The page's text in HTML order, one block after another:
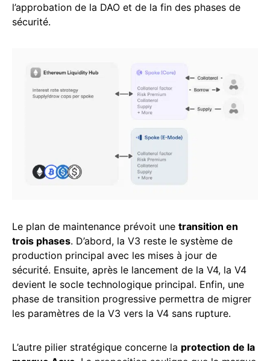
l’approbation de la DAO et de la fin des phases de
sécurité.
Le plan de maintenance prévoit une transition en
trois phases. D’abord, la V3 reste le système de
production principal avec les mises à jour de
sécurité. Ensuite, après le lancement de la V4, la V4
devient le socle technologique principal. Enfin, une
phase de transition progressive permettra de migrer
les paramètres de la V3 vers la V4 sans rupture.
L’autre pilier stratégique concerne la protection de la